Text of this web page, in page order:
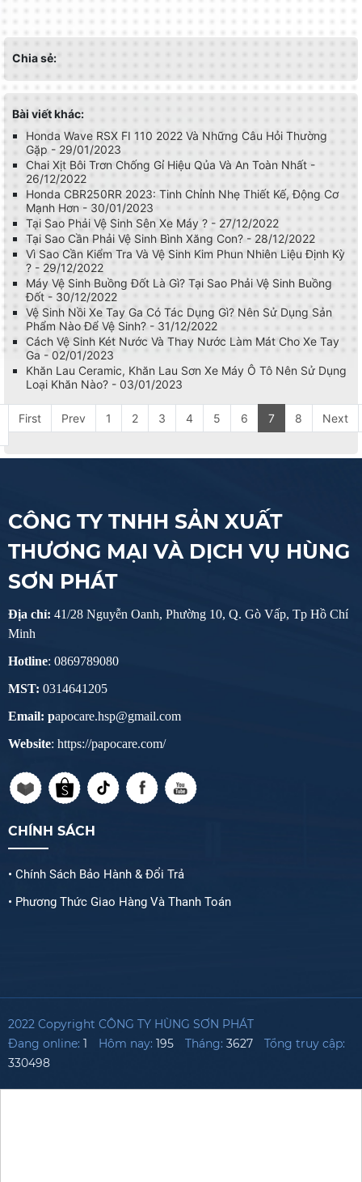
Chia sẻ:
Bài viết khác:
Honda Wave RSX FI 110 2022 Và Những Câu Hỏi Thường
Gặp - 29/01/2023
Chai Xịt Bôi Trơn Chống Gỉ Hiệu Qủa Và An Toàn Nhất -
26/12/2022
Honda CBR250RR 2023: Tinh Chỉnh Nhẹ Thiết Kế, Động Cơ
Mạnh Hơn - 30/01/2023
Tại Sao Phải Vệ Sinh Sên Xe Máy ? - 27/12/2022
Tại Sao Cần Phải Vệ Sinh Bình Xăng Con? - 28/12/2022
Vì Sao Cần Kiểm Tra Và Vệ Sinh Kim Phun Nhiên Liệu Định Kỳ
? - 29/12/2022
Máy Vệ Sinh Buồng Đốt Là Gì? Tại Sao Phải Vệ Sinh Buồng
Đốt - 30/12/2022
Vệ Sinh Nồi Xe Tay Ga Có Tác Dụng Gì? Nên Sử Dụng Sản
Phẩm Nào Để Vệ Sinh? - 31/12/2022
Cách Vệ Sinh Két Nước Và Thay Nước Làm Mát Cho Xe Tay
Ga - 02/01/2023
Khăn Lau Ceramic, Khăn Lau Sơn Xe Máy Ô Tô Nên Sử Dụng
Loại Khăn Nào? - 03/01/2023
First Prev 1 2 3 4 5 6 7 8 Next
CÔNG TY TNHH SẢN XUẤT
THƯƠNG MẠI VÀ DỊCH VỤ HÙNG
SƠN PHÁT
Địa chỉ: 41/28 Nguyễn Oanh, Phường 10, Q. Gò Vấp, Tp Hồ Chí
Minh
Hotline: 0869789080
MST: 0314641205
Email: papocare.hsp@gmail.com
Website: https://papocare.com/
CHÍNH SÁCH
• Chính Sách Bảo Hành & Đổi Trả
• Phương Thức Giao Hàng Và Thanh Toán
2022 Copyright CÔNG TY HÙNG SƠN PHÁT
Đang online: 1 Hôm nay: 195 Tháng: 3627
Tổng truy cập:
330498